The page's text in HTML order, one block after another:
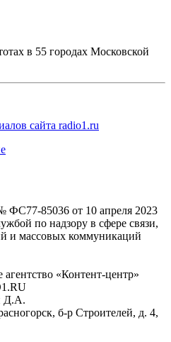
в 55 городах Московской
сайта radio1.ru
ФС77-85036 от 10 апреля 2023
по надзору в сфере связи,
и массовых коммуникаций
«Контент-центр»
Д.А.
б-р Строителей, д. 4,